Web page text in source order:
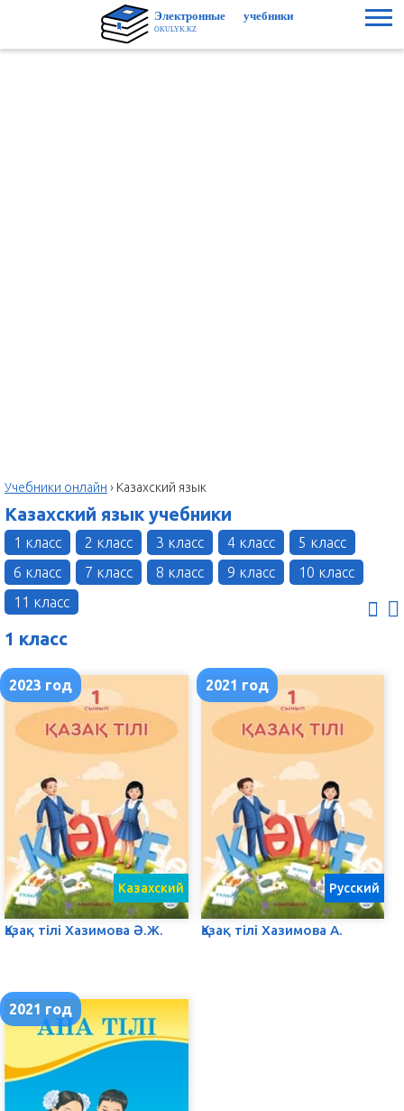
Учебники онлайн › Казахский язык
Казахский язык учебники
1 класс 2 класс 3 класс 4 класс
5 класс
6 класс
7 класс 8 класс 9 класс
10 класс
11 класс
1 класс
2023 год
Қазақ тілі Хазимова Ә.Ж.
Казахский
2021 год
Қазақ тілі Хазимова А.
Русский
2021 год